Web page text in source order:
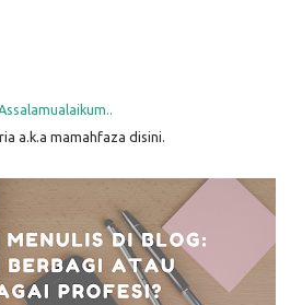
Assalamualaikum..
a.k.a mamahfaza disini.